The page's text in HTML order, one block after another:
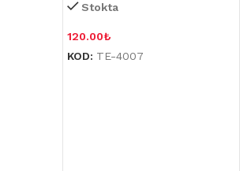
Stokta
120.00₺
KOD: TE-4007